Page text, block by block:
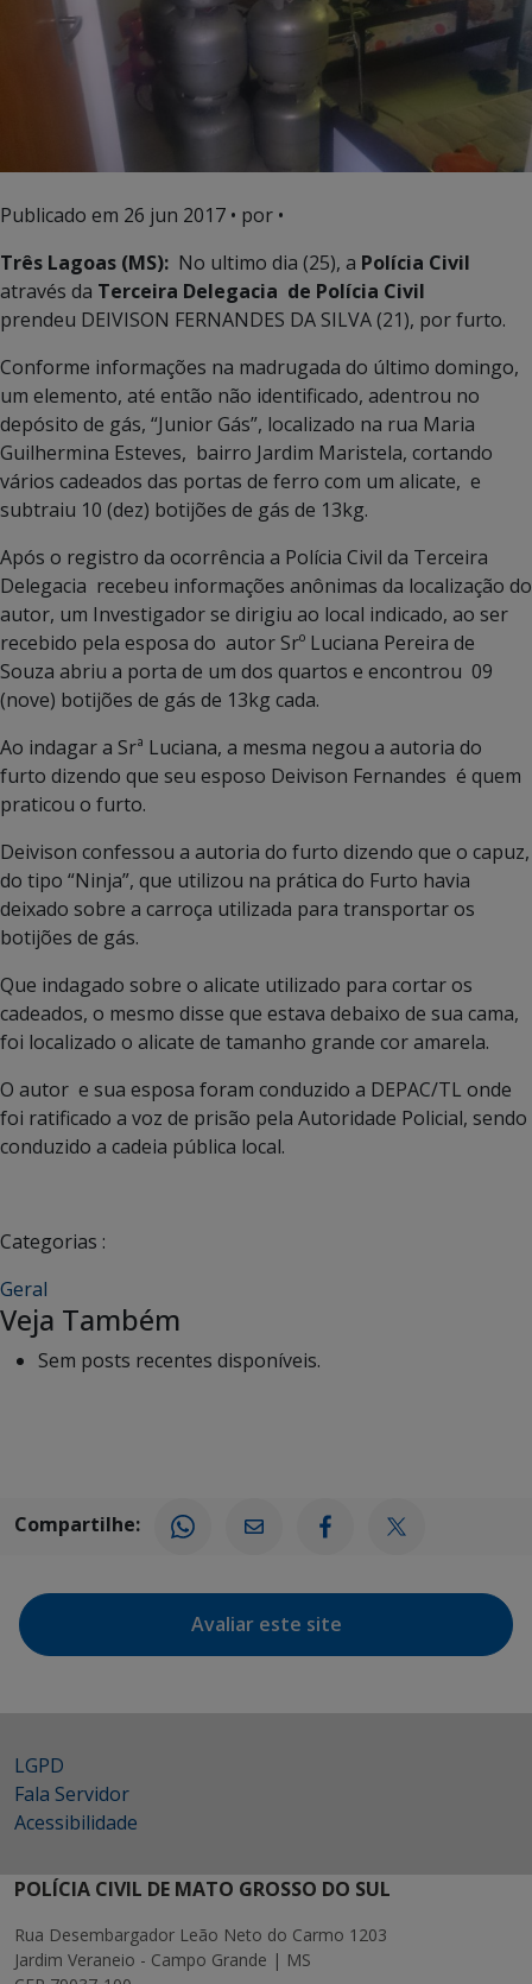
Publicado em 26 jun 2017 • por •
Três Lagoas (MS): No ultimo dia (25), a Polícia Civil
através da Terceira Delegacia de Polícia Civil
prendeu DEIVISON FERNANDES DA SILVA (21), por furto.
Conforme informações na madrugada do último domingo,
um elemento, até então não identificado, adentrou no
depósito de gás, “Junior Gás”, localizado na rua Maria
Guilhermina Esteves, bairro Jardim Maristela, cortando
vários cadeados das portas de ferro com um alicate, e
subtraiu 10 (dez) botijões de gás de 13kg.
Após o registro da ocorrência a Polícia Civil da Terceira
Delegacia recebeu informações anônimas da localização do
autor, um Investigador se dirigiu ao local indicado, ao ser
recebido pela esposa do autor Srº Luciana Pereira de
Souza abriu a porta de um dos quartos e encontrou 09
(nove) botijões de gás de 13kg cada.
Ao indagar a Srª Luciana, a mesma negou a autoria do
furto dizendo que seu esposo Deivison Fernandes é quem
praticou o furto.
Deivison confessou a autoria do furto dizendo que o capuz,
do tipo “Ninja”, que utilizou na prática do Furto havia
deixado sobre a carroça utilizada para transportar os
botijões de gás.
Que indagado sobre o alicate utilizado para cortar os
cadeados, o mesmo disse que estava debaixo de sua cama,
foi localizado o alicate de tamanho grande cor amarela.
O autor e sua esposa foram conduzido a DEPAC/TL onde
foi ratificado a voz de prisão pela Autoridade Policial, sendo
conduzido a cadeia pública local.
Categorias :
Geral
Veja Também
Sem posts recentes disponíveis.
Compartilhe:
Avaliar este site
LGPD
Fala Servidor
Acessibilidade
POLÍCIA CIVIL DE MATO GROSSO DO SUL
Rua Desembargador Leão Neto do Carmo 1203
Jardim Veraneio - Campo Grande | MS